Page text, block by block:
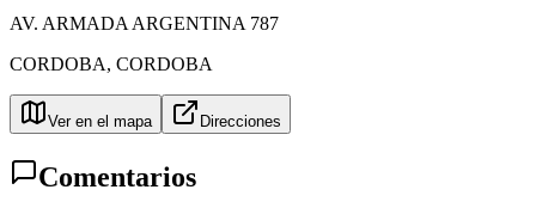
AV. ARMADA ARGENTINA 787
CORDOBA, CORDOBA
Ver en el mapa Direcciones
Comentarios